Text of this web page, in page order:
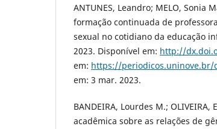
ANTUNES, Leandro; MELO, Sonia
formação continuada de
sexual no cotidiano da educação
2023. Disponível em: http://
em: https://
em: 3 mar. 2023.
BANDEIRA, Lourdes M.;
acadêmica sobre as relações de